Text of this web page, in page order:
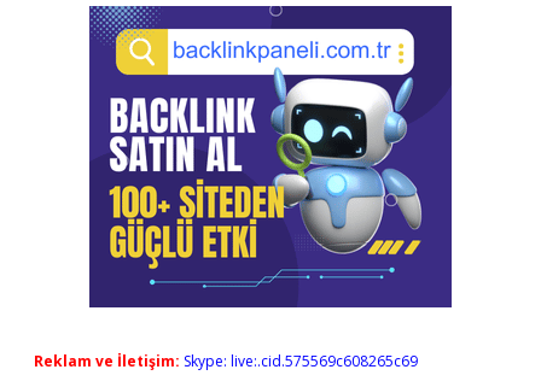
Reklam ve İletişim: Skype: live:.cid.575569c608265c69